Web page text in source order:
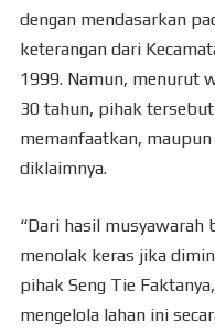
dengan mendasarkan
keterangan dari
1999. Namun, menurut
30 tahun, pihak
memanfaatkan,
diklaimnya.
“Dari hasil musyawarah
menolak keras jika
pihak Seng Tie
mengelola lahan ini